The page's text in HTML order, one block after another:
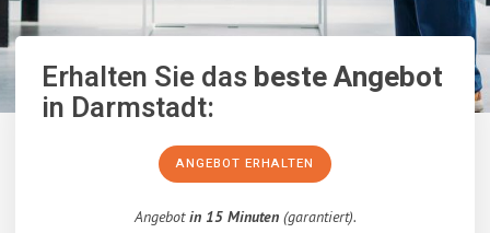
Erhalten Sie dasbeste Angebot
in Darmstadt:
ANGEBOT ERHALTEN
Angebotin 15 Minuten(garantiert).